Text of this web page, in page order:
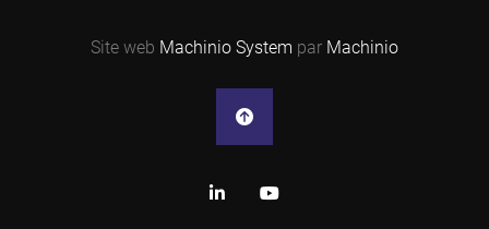
Site web Machinio System par Machinio
linkedinyoutube